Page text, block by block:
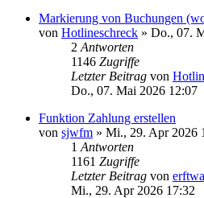
Markierung von Buchungen
von Hotlineschreck » Do., 07.
2 Antworten
1146 Zugriffe
Letzter Beitrag von
Do., 07. Mai 2026 12:07
Funktion Zahlung erstellen
von sjwfm » Mi., 29. Apr 2026
1 Antworten
1161 Zugriffe
Letzter Beitrag von
Mi., 29. Apr 2026 17:32